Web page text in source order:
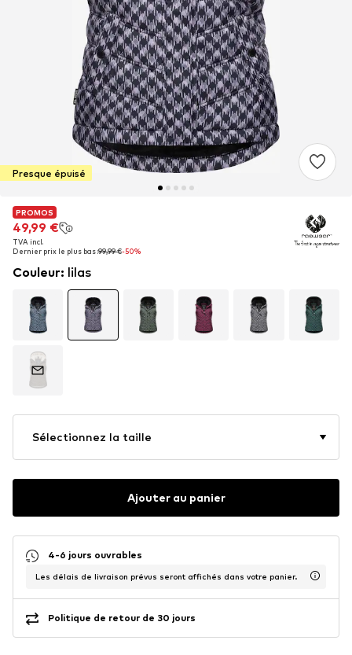
Presque épuisé
PROMOS
49,99 €
TVA incl.
Dernier prix le plus bas :99,99 €-50%
PROMOS
49,99 €
TVA incl.
Dernier prix le plus bas :99,99 €-50%
Couleur: lilas
Sélectionnez la taille
Ajouter au panier
4-6 jours ouvrables
Les délais de livraison prévus seront affichés dans votre panier.
Politique de retour de 30 jours